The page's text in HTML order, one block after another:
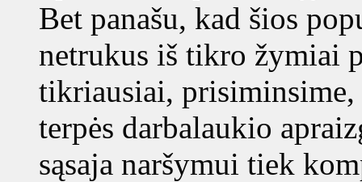
Bet panašu, kad šios
netrukus iš tikro žymiai
tikriausiai, prisiminsime,
terpės darbalaukio
sąsaja naršymui tiek